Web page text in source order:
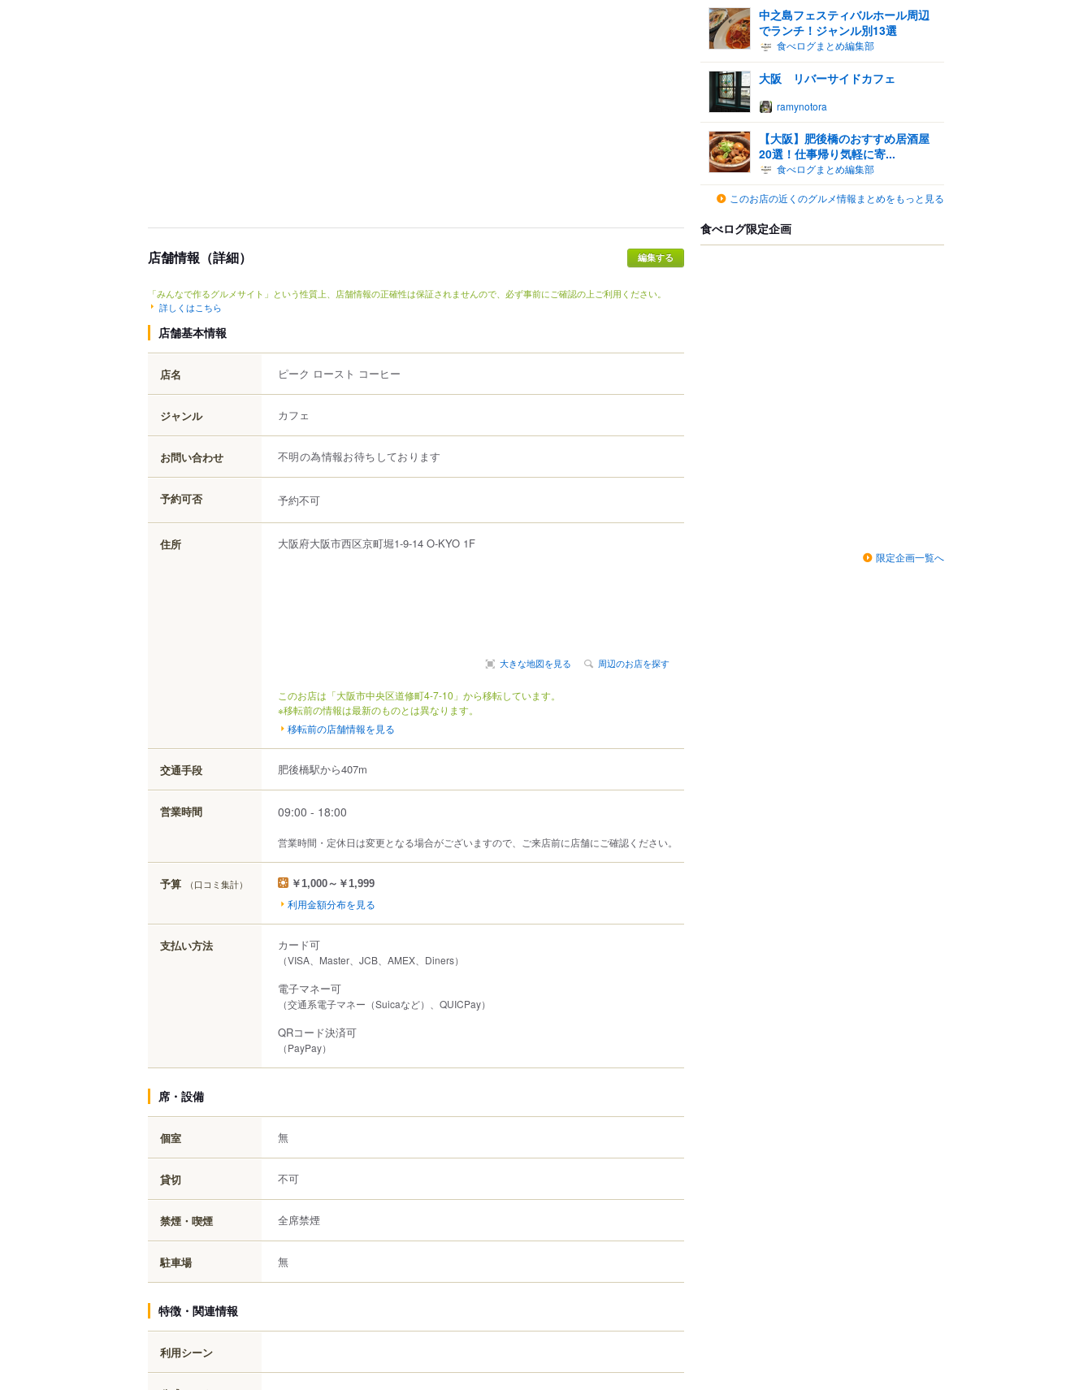
店舗情報（詳細）
「みんなで作るグルメサイト」という性質上、店舗情報の正確性は保証されませんので、必ず事前にご確認の上ご利用ください。
詳しくはこちら
店舗基本情報
店名 ピーク ロースト コーヒー
ジャンル カフェ
お問い合わせ 不明の為情報お待ちしております
予約可否 予約不可
住所 大阪府大阪市西区京町堀1-9-14 O-KYO 1F
大きな地図を見る 周辺のお店を探す
このお店は「大阪市中央区道修町4-7-10」から移転しています。
※移転前の情報は最新のものとは異なります。
移転前の店舗情報を見る
交通手段 肥後橋駅から407m
営業時間 09:00 - 18:00
営業時間・定休日は変更となる場合がございますので、ご来店前に店舗にご確認ください。
予算 （口コミ集計） ￥1,000～￥1,999
利用金額分布を見る
支払い方法 カード可
（VISA、Master、JCB、AMEX、Diners）
電子マネー可
（交通系電子マネー（Suicaなど）、QUICPay）
QRコード決済可
（PayPay）
席・設備
個室 無
貸切 不可
禁煙・喫煙 全席禁煙
駐車場 無
特徴・関連情報
利用シーン
中之島フェスティバルホール周辺
でランチ！ジャンル別13選
食べログまとめ編集部
大阪 リバーサイドカフェ
ramynotora
【大阪】肥後橋のおすすめ居酒屋
20選！仕事帰り気軽に寄...
食べログまとめ編集部
このお店の近くのグルメ情報まとめをもっと見る
食べログ限定企画
限定企画一覧へ